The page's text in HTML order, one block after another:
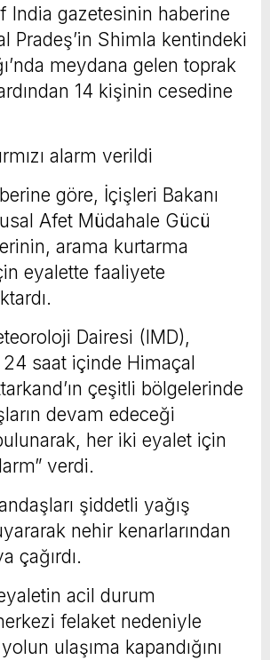
India gazetesinin haberine
Pradeş’in Shimla kentindeki
meydana gelen toprak
14 kişinin cesedine
alarm verildi
göre, İçişleri Bakanı
Afet Müdahale Gücü
arama kurtarma
eyalette faaliyete
Dairesi (IMD),
saat içinde Himaçal
çeşitli bölgelerinde
devam edeceği
her iki eyalet için
verdi.
şiddetli yağış
nehir kenarlarından
çağırdı.
acil durum
felaket nedeniyle
ulaşıma kapandığını